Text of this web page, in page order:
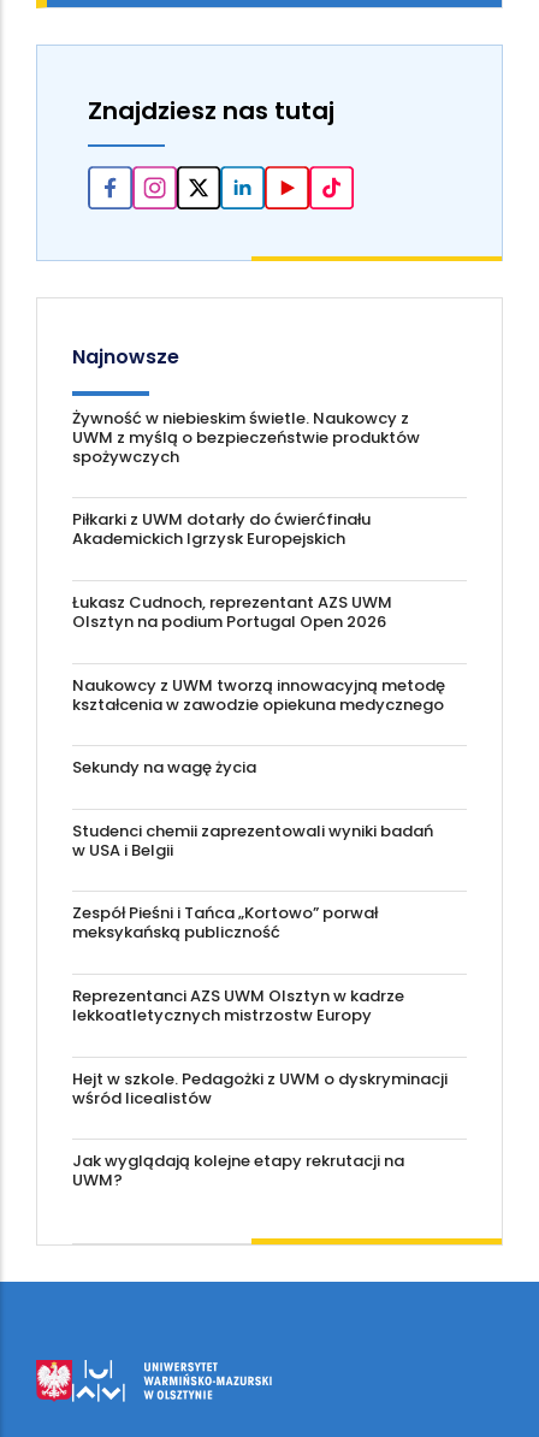
Znajdziesz nas tutaj
Najnowsze
Żywność w niebieskim świetle. Naukowcy z
UWM z myślą o bezpieczeństwie produktów
spożywczych
Piłkarki z UWM dotarły do ćwierćfinału
Akademickich Igrzysk Europejskich
Łukasz Cudnoch, reprezentant AZS UWM
Olsztyn na podium Portugal Open 2026
Naukowcy z UWM tworzą innowacyjną metodę
kształcenia w zawodzie opiekuna medycznego
Sekundy na wagę życia
Studenci chemii zaprezentowali wyniki badań
w USA i Belgii
Zespół Pieśni i Tańca „Kortowo” porwał
meksykańską publiczność
Reprezentanci AZS UWM Olsztyn w kadrze
lekkoatletycznych mistrzostw Europy
Hejt w szkole. Pedagożki z UWM o dyskryminacji
wśród licealistów
Jak wyglądają kolejne etapy rekrutacji na
UWM?